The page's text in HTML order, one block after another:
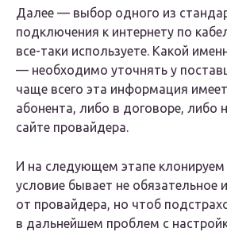
Далее — выбор одного из
подключения к интернету по
все-таки используете. Какой
— необходимо уточнять у
чаще всего эта информация
абонента, либо в договоре, либо
сайте провайдера.
И на следующем этапе
условие бывает не обязательное
от провайдера, но чтоб
в дальнейшем проблем с